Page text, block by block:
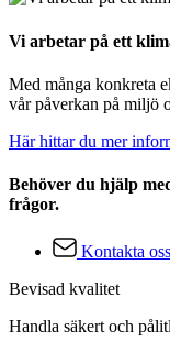
Vi arbetar på ett
Med många konkreta
vår påverkan på miljö
Här hittar du mer
Behöver du hjälp
frågor.
Kontakta oss
Bevisad kvalitet
Handla säkert och